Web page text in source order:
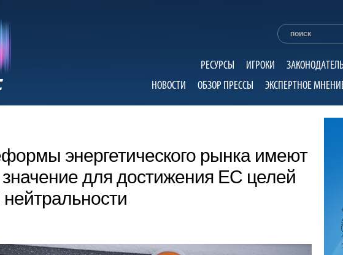
РЕСУРСЫ ИГРОКИ
НОВОСТИ
ОБЗОР ПРЕССЫ ЭКСПЕРТНОЕ
энергетического рынка имеют
для достижения EC целей